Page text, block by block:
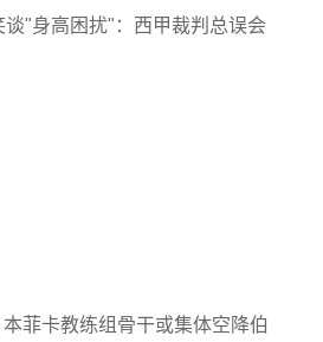
谈"身高困扰"：西甲裁判总误会
菲卡教练组骨干或集体空降伯